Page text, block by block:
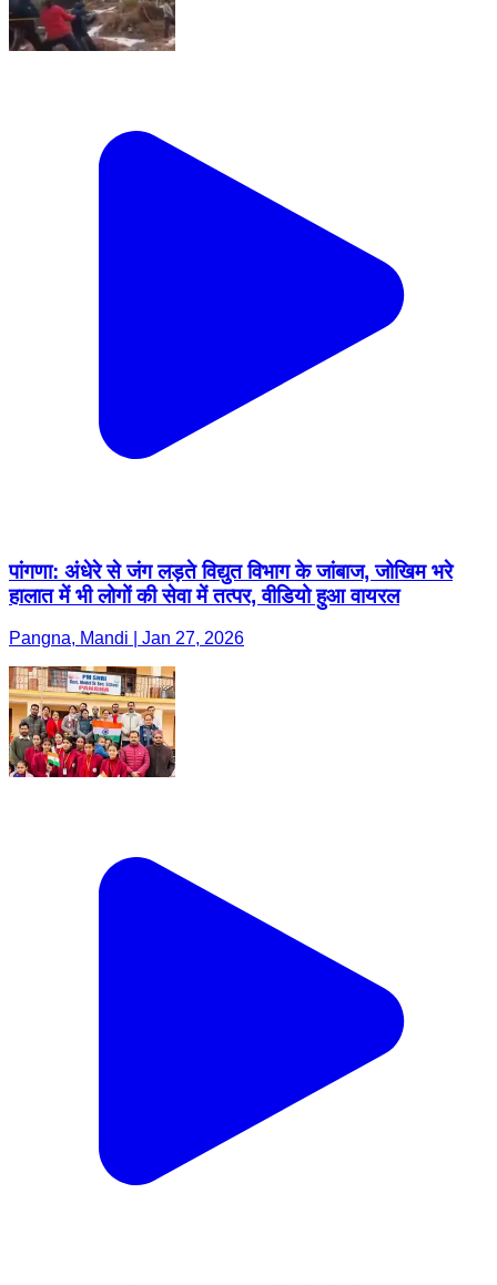
पांगणा: अंधेरे से जंग लड़ते विद्युत विभाग के जांबाज, जोखिम भरे
हालात में भी लोगों की सेवा में तत्पर, वीडियो हुआ वायरल
Pangna, Mandi | Jan 27, 2026